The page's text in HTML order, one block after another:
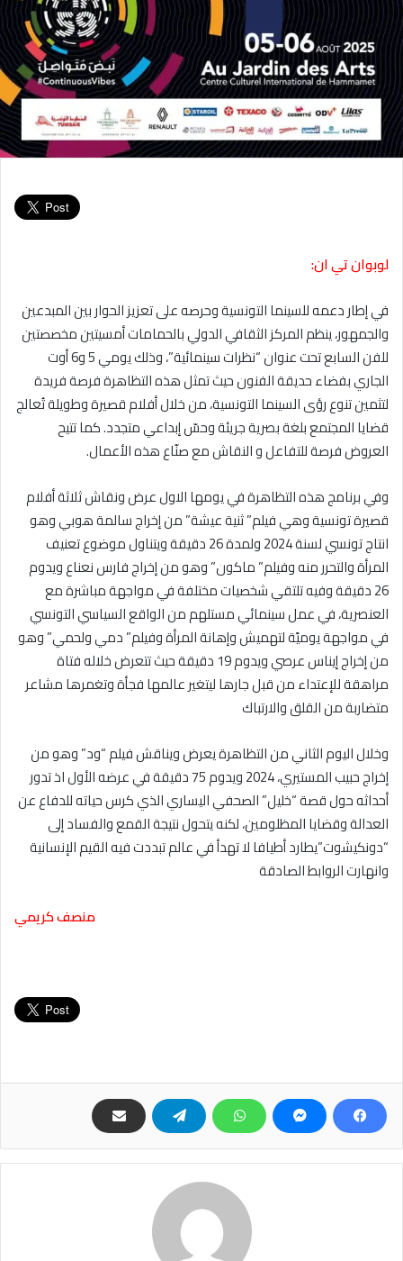
لوبوان تي ان:
في إطار دعمه للسينما التونسية وحرصه على تعزيز الحوار بين المبدعين
والجمهور، ينظم المركز الثقافي الدولي بالحمامات أمسيتين مخصصتين
للفن السابع تحت عنوان “نظرات سينمائية”، وذلك يومي 5 و6 أوت
الجاري بفضاء حديقة الفنون حيث تمثل هذه التظاهرة فرصة فريدة
لتثمين تنوع رؤى السينما التونسية، من خلال أفلام قصيرة وطويلة تُعالج
قضايا المجتمع بلغة بصرية جريئة وحسّ إبداعي متجدد. كما تتيح
العروض فرصة للتفاعل و النقاش مع صنّاع هذه الأعمال.
وفي برنامج هذه التظاهرة في يومها الاول عرض ونقاش ثلاثة أفلام
قصيرة تونسية وهي فيلم” ثنية عيشة” من إخراج سالمة هوبي وهو
انتاج تونسي لسنة 2024 ولمدة 26 دقيقة ويتناول موضوع تعنيف
المرأة والتحرر منه وفيلم” ماكون” وهو من إخراج فارس نعناع ويدوم
26 دقيقة وفيه تلتقي شخصيات مختلفة في مواجهة مباشرة مع
العنصرية، في عمل سينمائي مستلهم من الواقع السياسي التونسي
في مواجهة يوميًة لتهميش وإهانة المرأة وفيلم” دمي ولحمي” وهو
من إخراج إيناس عرصي ويدوم 19 دقيقة حيث تتعرض خلاله فتاة
مراهقة للإعتداء من قبل جارها ليتغير عالمها فجأة وتغمرها مشاعر
متضاربة من القلق والارتباك
وخلال اليوم الثاني من التظاهرة يعرض ويناقش فيلم “ود” وهو من
إخراج حبيب المستيري، 2024 ويدوم 75 دقيقة في عرضه الأول اذ تدور
أحداثه حول قصة “خليل” الصحفي اليساري الذي كرس حياته للدفاع عن
العدالة وقضايا المظلومين، لكنه يتحول نتيجة القمع والفساد إلى
“دونكيشوت”يطارد أطيافا لا تهدأ في عالم تبددت فيه القيم الإنسانية
وانهارت الروابط الصادقة
منصف كريمي